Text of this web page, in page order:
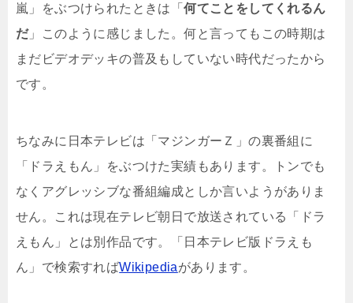
嵐」をぶつけられたときは「何てことをしてくれるん
だ」このように感じました。何と言ってもこの時期は
まだビデオデッキの普及もしていない時代だったから
です。
ちなみに日本テレビは「マジンガーＺ」の裏番組に
「ドラえもん」をぶつけた実績もあります。トンでも
なくアグレッシブな番組編成としか言いようがありま
せん。これは現在テレビ朝日で放送されている「ドラ
えもん」とは別作品です。「日本テレビ版ドラえも
ん」で検索すればWikipediaがあります。